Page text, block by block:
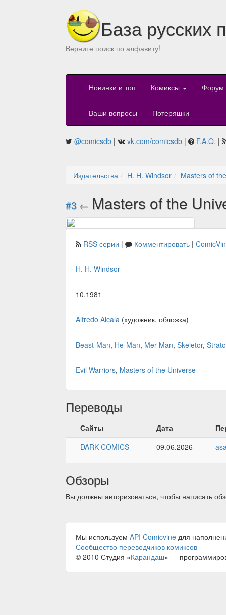
База русских
Верните поиск по алфавиту!
Новинки и топ Комиксы Форум
Ваши вопросы Потеряшки
@comicsdb | vk.com/comicsdb | F.A.Q. |
Издательства H. H. Windsor Masters of
#3 ← Masters of the
RSS серии | Комментировать |
H. H. Windsor
10.1981
Alfredo Alcala (художник, обложка)
Beast-Man, He-Man, Mer-Man, Skeletor,
Evil Warriors, Masters of the Universe
Переводы
Сайты Дата
DARK COMICS
09.06.2026
Обзоры
Вы должны авторизоваться, чтобы написать
Мы используем API Comicvine для
Сообщество переводчиков комиксов
© 2010 Студия «Карандаш» —